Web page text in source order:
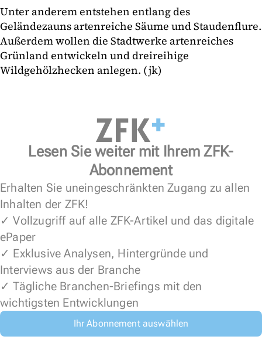
Unter anderem entstehen entlang des
Geländezauns artenreiche Säume und Staudenflure.
Außerdem wollen die Stadtwerke artenreiches
Grünland entwickeln und dreireihige
Wildgehölzhecken anlegen. (jk)
Lesen Sie weiter mit Ihrem ZFK-
Abonnement
Erhalten Sie uneingeschränkten Zugang zu allen
Inhalten der ZFK!
✓ Vollzugriff auf alle ZFK-Artikel und das digitale
ePaper
✓ Exklusive Analysen, Hintergründe und
Interviews aus der Branche
✓ Tägliche Branchen-Briefings mit den
wichtigsten Entwicklungen
Ihr Abonnement auswählen